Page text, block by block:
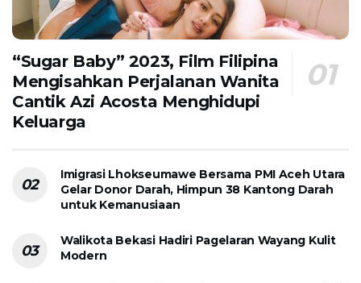
“Sugar Baby” 2023, Film Filipina
Mengisahkan Perjalanan Wanita
Cantik Azi Acosta Menghidupi
Keluarga
Imigrasi Lhokseumawe Bersama PMI Aceh Utara
Gelar Donor Darah, Himpun 38 Kantong Darah
untuk Kemanusiaan
Walikota Bekasi Hadiri Pagelaran Wayang Kulit
Modern